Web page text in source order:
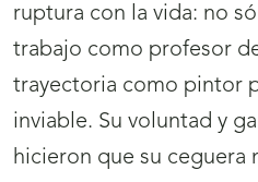
ruptura con la vida: no
trabajo como profesor
trayectoria como pintor
inviable. Su voluntad y
hicieron que su ceguera